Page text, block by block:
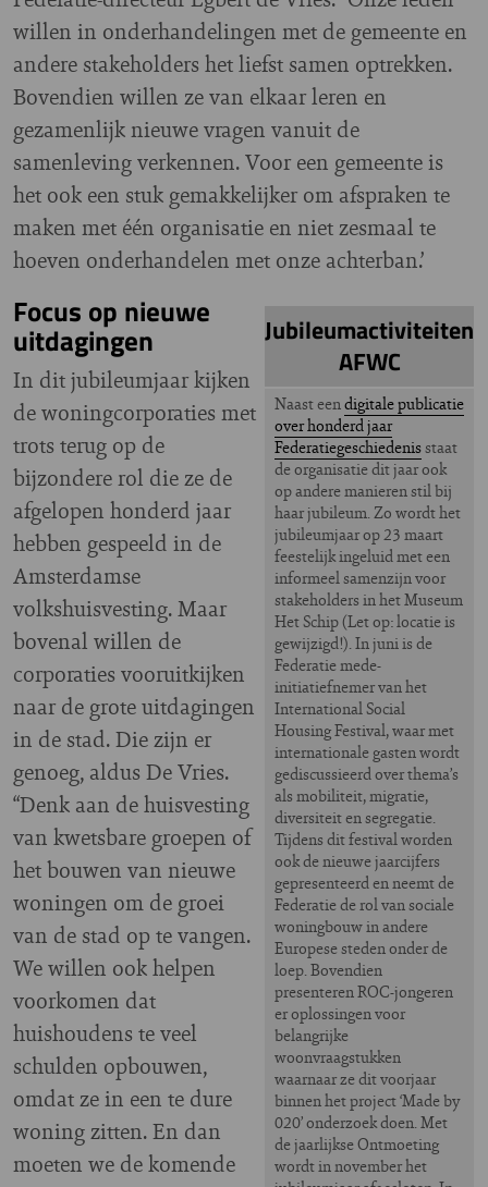
willen in onderhandelingen met de gemeente en
andere stakeholders het liefst samen optrekken.
Bovendien willen ze van elkaar leren en
gezamenlijk nieuwe vragen vanuit de
samenleving verkennen. Voor een gemeente is
het ook een stuk gemakkelijker om afspraken te
maken met één organisatie en niet zesmaal te
hoeven onderhandelen met onze achterban.’
Jubileumactiviteiten
AFWC
Naast eendigitale publicatie
over honderd jaar
Federatiegeschiedenisstaat
de organisatie dit jaar ook
op andere manieren stil bij
haar jubileum. Zo wordt het
jubileumjaar op 23 maart
feestelijk ingeluid met een
informeel samenzijn voor
stakeholders in het Museum
Het Schip (Let op: locatie is
gewijzigd!). In juni is de
Federatie mede-
initiatiefnemer van het
International Social
Housing Festival, waar met
internationale gasten wordt
gediscussieerd over thema’s
als mobiliteit, migratie,
diversiteit en segregatie.
Tijdens dit festival worden
ook de nieuwe jaarcijfers
gepresenteerd en neemt de
Federatie de rol van sociale
woningbouw in andere
Europese steden onder de
loep. Bovendien
presenteren ROC-jongeren
er oplossingen voor
belangrijke
woonvraagstukken
waarnaar ze dit voorjaar
binnen het project ‘Made by
020’ onderzoek doen. Met
de jaarlijkse Ontmoeting
wordt in november het
Focus op nieuwe
uitdagingen
In dit jubileumjaar kijken
de woningcorporaties met
trots terug op de
bijzondere rol die ze de
afgelopen honderd jaar
hebben gespeeld in de
Amsterdamse
volkshuisvesting. Maar
bovenal willen de
corporaties vooruitkijken
naar de grote uitdagingen
in de stad. Die zijn er
genoeg, aldus De Vries.
“Denk aan de huisvesting
van kwetsbare groepen of
het bouwen van nieuwe
woningen om de groei
van de stad op te vangen.
We willen ook helpen
voorkomen dat
huishoudens te veel
schulden opbouwen,
omdat ze in een te dure
woning zitten. En dan
moeten we de komende